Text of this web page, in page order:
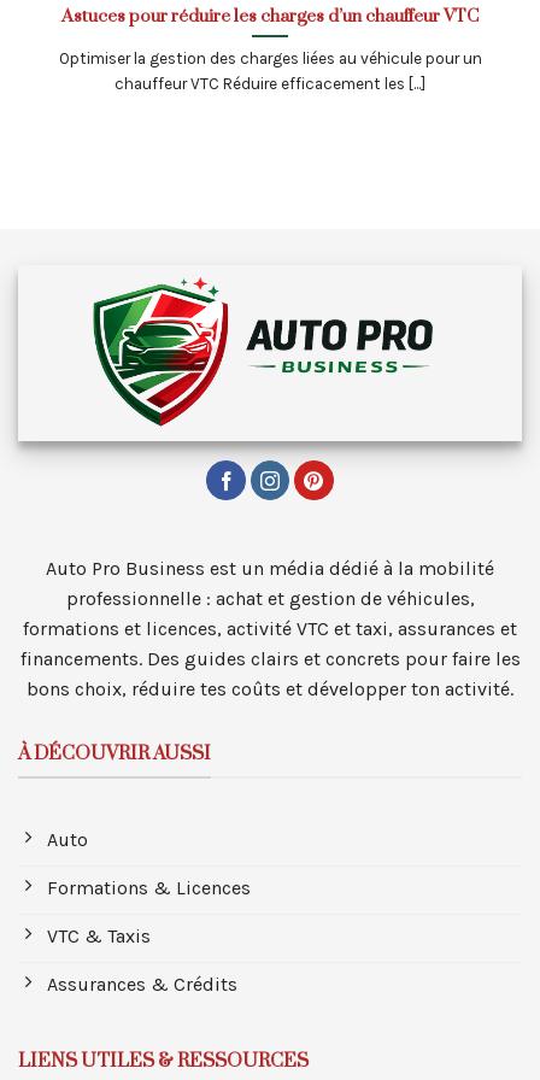
Astuces pour réduire les charges d’un chauffeur VTC
Optimiser la gestion des charges liées au véhicule pour un
chauffeur VTC Réduire efficacement les [...]
Auto Pro Business est un média dédié à la mobilité
professionnelle : achat et gestion de véhicules,
formations et licences, activité VTC et taxi, assurances et
financements. Des guides clairs et concrets pour faire les
bons choix, réduire tes coûts et développer ton activité.
À DÉCOUVRIR AUSSI
Auto
Formations & Licences
VTC & Taxis
Assurances & Crédits
LIENS UTILES & RESSOURCES